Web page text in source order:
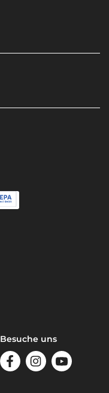
Besuche uns